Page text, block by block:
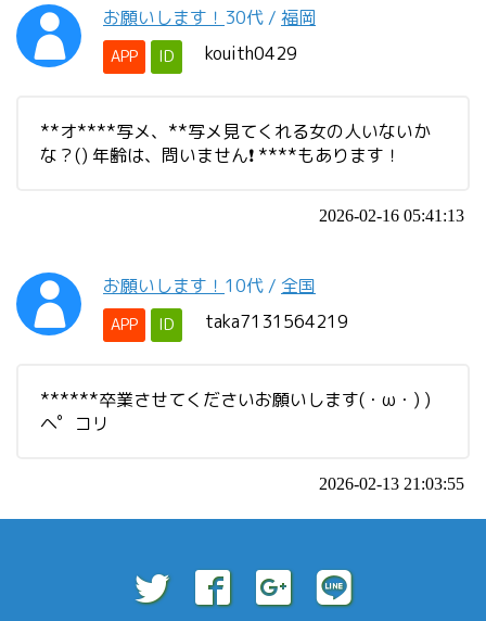
お願いします！ 30代 / 福岡
APP ID kouith0429
**オ****写メ、**写メ見てくれる女の人いないか
な？() 年齢は、問いません❗ ****もあります！
2026-02-16 05:41:13
お願いします！ 10代 / 全国
APP ID taka7131564219
******卒業させてくださいお願いします(・ω・) )
ヘ゜コリ
2026-02-13 21:03:55